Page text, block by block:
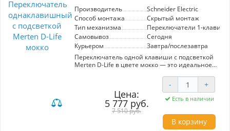
Производитель
Schneider Electric
Способ монтажа
Скрытый монтаж
Тип механизма
Переключатели 1-
Самовывоз
Сегодня
Курьером
Завтра/послезавтра
Переключатель одной клавиши с подсветкой
Merten D-Life в цвете мокко — это идеальное
сочетающее функциональность и стиль.
Артикул MTN3136-0000-MTN3320-6052
относится к категории проходных
переключателей, что позволяет удобно
управлять освещением из нескольких мест. Он
выполнен в элегантном цвете мокко, что
делает его универсальным элементом,
Цена:
5 777 руб.
7 510 руб.
- +
Есть в наличии
В корзину